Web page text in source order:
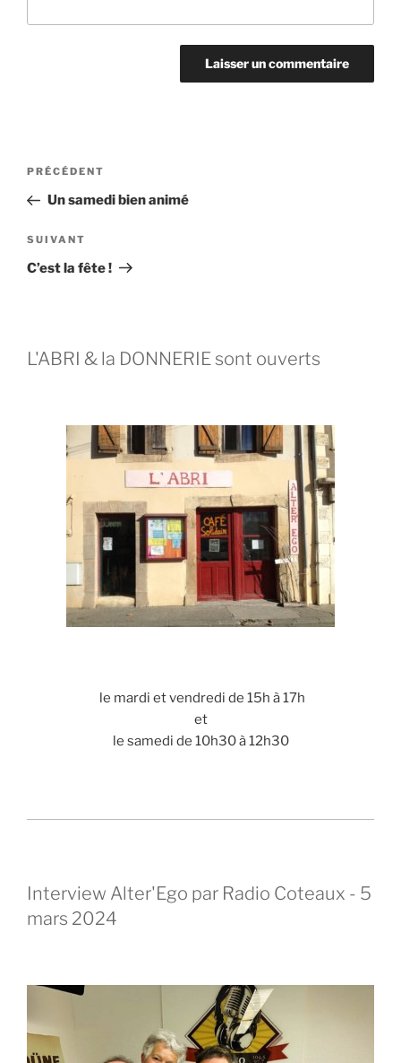
PRÉCÉDENT
Un samedi bien animé
SUIVANT
C’est la fête !
L'ABRI & la DONNERIE sont ouverts
le mardi et vendredi de 15h à 17h
et
le samedi de 10h30 à 12h30
Interview Alter'Ego par Radio Coteaux - 5
mars 2024